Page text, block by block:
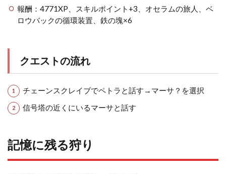
報酬：4771XP、スキルポイント+3、オセラムの旅人、ベ
ロウバックの循環装置、鉄の塊×6
クエストの流れ
チェーンスクレイブでペトラと話す→マーサ？を選択
信号塔の近くにいるマーサと話す
記憶に残る狩り